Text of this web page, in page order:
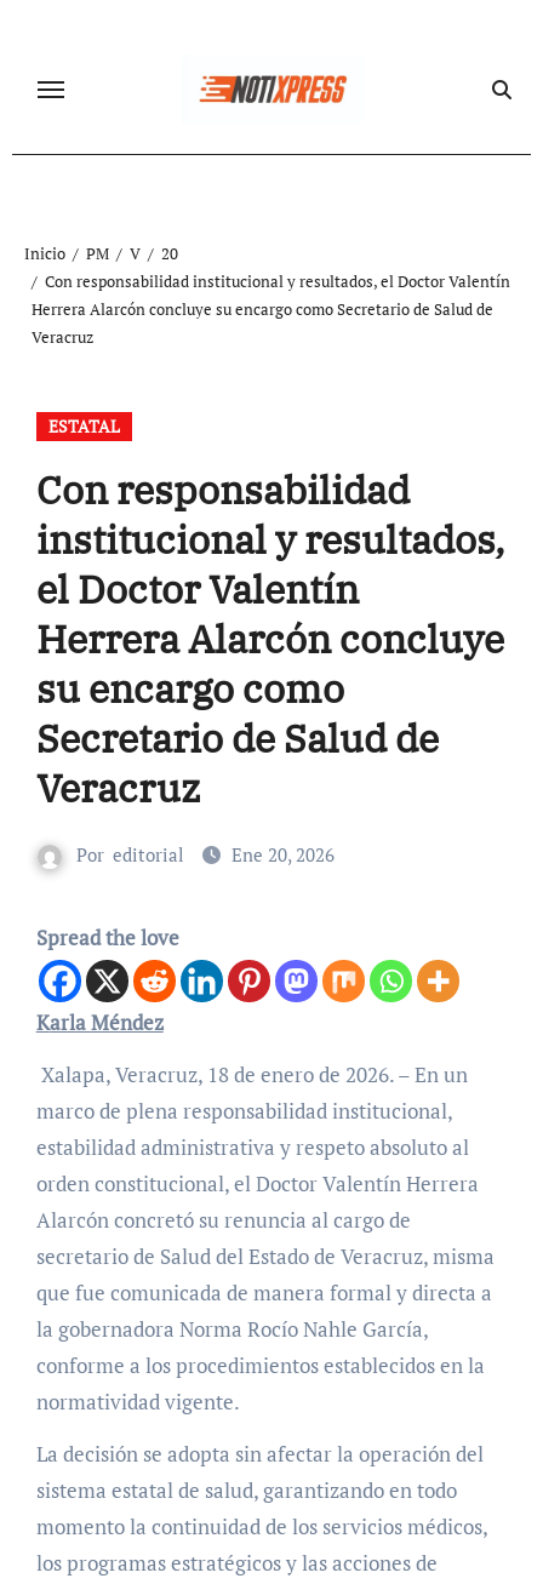
contenido
Inicio PM V
20
Con responsabilidad institucional y resultados, el Doctor Valentín
Herrera Alarcón concluye su encargo como Secretario de Salud de
Veracruz
ESTATAL
Con responsabilidad
institucional y resultados,
el Doctor Valentín
Herrera Alarcón concluye
su encargo como
Secretario de Salud de
Veracruz
Por editorial Ene 20, 2026
Spread the love
Karla Méndez
Xalapa, Veracruz, 18 de enero de 2026. – En un
marco de plena responsabilidad institucional,
estabilidad administrativa y respeto absoluto al
orden constitucional, el Doctor Valentín Herrera
Alarcón concretó su renuncia al cargo de
secretario de Salud del Estado de Veracruz, misma
que fue comunicada de manera formal y directa a
la gobernadora Norma Rocío Nahle García,
conforme a los procedimientos establecidos en la
normatividad vigente.
La decisión se adopta sin afectar la operación del
sistema estatal de salud, garantizando en todo
momento la continuidad de los servicios médicos,
los programas estratégicos y las acciones de